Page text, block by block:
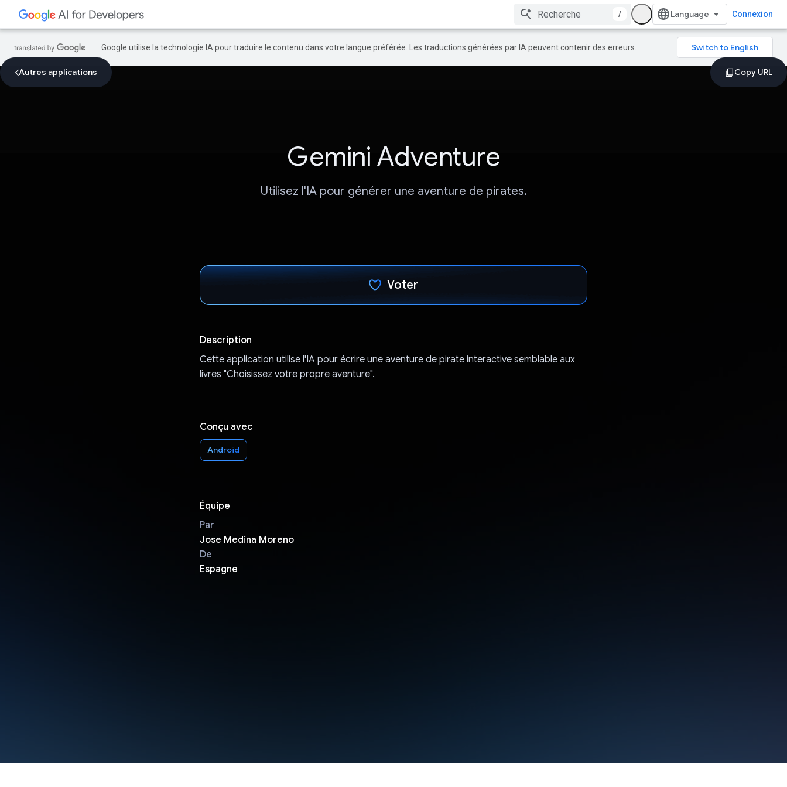
/ Connexion
Google utilise la technologie IA pour traduire le contenu dans votre langue préférée. Les traductions générées par IA peuvent contenir des erreurs.
Autres applications
Gemini Adventure
Utilisez l'IA pour générer une aventure de pirates.
Voter
Description
Cette application utilise l'IA pour écrire une aventure de pirate interactive semblable aux
livres "Choisissez votre propre aventure".
Conçu avec
Android
Équipe
Par
Jose Medina Moreno
De
Espagne